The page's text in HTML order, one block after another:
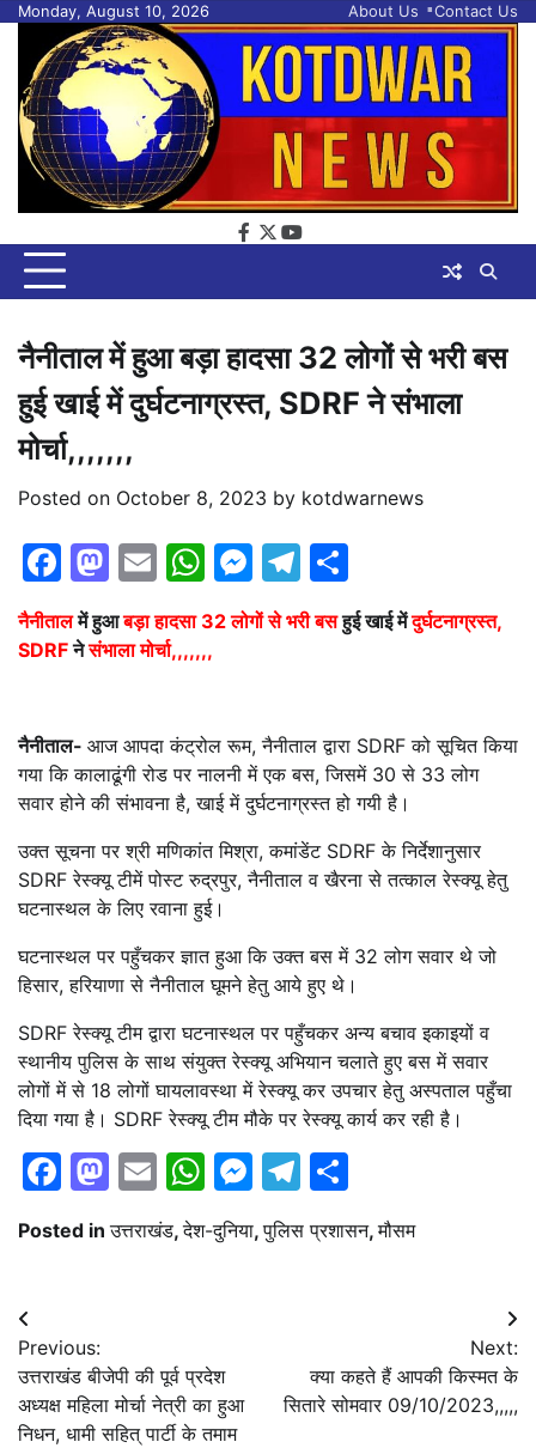
Skip
content
Monday, August 10, 2026 About Us Contact Us
facebook
twitter
youtube
नैनीताल में हुआ बड़ा हादसा 32 लोगों से भरी बस
हुई खाई में दुर्घटनाग्रस्त, SDRF ने संभाला
मोर्चा,,,,,,,
Posted on October 8, 2023 by kotdwarnews
Facebook
Mastodon
EmailWhatsApp
Messenger
Telegram
नैनीतालमें हुआबड़ा हादसा 32 लोगों से भरी बसहुई खाई मेंदुर्घटनाग्रस्त,
SDRFनेसंभाला मोर्चा,,,,,,,
नैनीताल- आज आपदा कंट्रोल रूम, नैनीताल द्वारा SDRF को सूचित किया
गया कि कालाढूंगी रोड पर नालनी में एक बस, जिसमें 30 से 33 लोग
सवार होने की संभावना है, खाई में दुर्घटनाग्रस्त हो गयी है।
उक्त सूचना पर श्री मणिकांत मिश्रा, कमांडेंट SDRF के निर्देशानुसार
SDRF रेस्क्यू टीमें पोस्ट रुद्रपुर, नैनीताल व खैरना से तत्काल रेस्क्यू हेतु
घटनास्थल के लिए रवाना हुई।
घटनास्थल पर पहुँचकर ज्ञात हुआ कि उक्त बस में 32 लोग सवार थे जो
हिसार, हरियाणा से नैनीताल घूमने हेतु आये हुए थे।
SDRF रेस्क्यू टीम द्वारा घटनास्थल पर पहुँचकर अन्य बचाव इकाइयों व
स्थानीय पुलिस के साथ संयुक्त रेस्क्यू अभियान चलाते हुए बस में सवार
लोगों में से 18 लोगों घायलावस्था में रेस्क्यू कर उपचार हेतु अस्पताल पहुँचा
दिया गया है। SDRF रेस्क्यू टीम मौके पर रेस्क्यू कार्य कर रही है।
Facebook
Mastodon
EmailWhatsApp
Messenger
Telegram
Posted inउत्तराखंड,देश-दुनिया,पुलिस प्रशासन,मौसम
Post
navigation
Previous:
उत्तराखंड बीजेपी की पूर्व प्रदेश
अध्यक्ष महिला मोर्चा नेत्री का हुआ
निधन, धामी सहित् पार्टी के तमाम
Next:
क्या कहते हैं आपकी किस्मत के
सितारे सोमवार 09/10/2023,,,,,